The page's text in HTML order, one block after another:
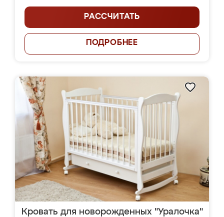
РАССЧИТАТЬ
ПОДРОБНЕЕ
Кровать для новорожденных "Уралочка"